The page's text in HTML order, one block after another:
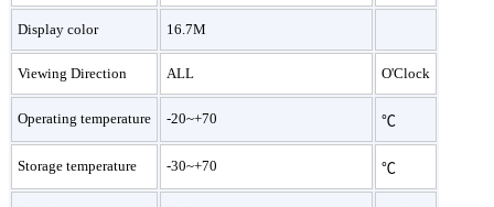
Display color 16.7M
Viewing Direction ALL O'Clock
Operating temperature -20~+70 ℃
Storage temperature -30~+70 ℃